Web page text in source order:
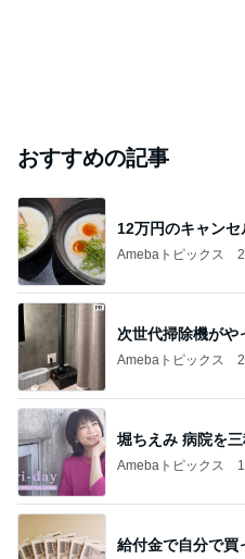
おすすめの記事
12万円のキャン
Amebaトピックス
次世代掃除機がや
Amebaトピックス
堀ちえみ 病院を
Amebaトピックス
給付金で自分で買